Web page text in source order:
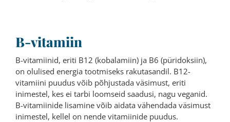
B-vitamiin
B-vitamiinid, eriti B12 (kobalamiin) ja B6 (püridoksiin),
on olulised energia tootmiseks rakutasandil. B12-
vitamiini puudus võib põhjustada väsimust, eriti
inimestel, kes ei tarbi loomseid saadusi, nagu veganid.
B-vitamiinide lisamine võib aidata vähendada väsimust
inimestel, kellel on nende vitamiinide puudus.